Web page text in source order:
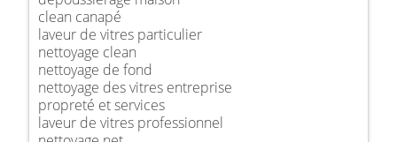
clean canapé
laveur de vitres particulier
nettoyage clean
nettoyage de fond
nettoyage des vitres entreprise
propreté et services
laveur de vitres professionnel